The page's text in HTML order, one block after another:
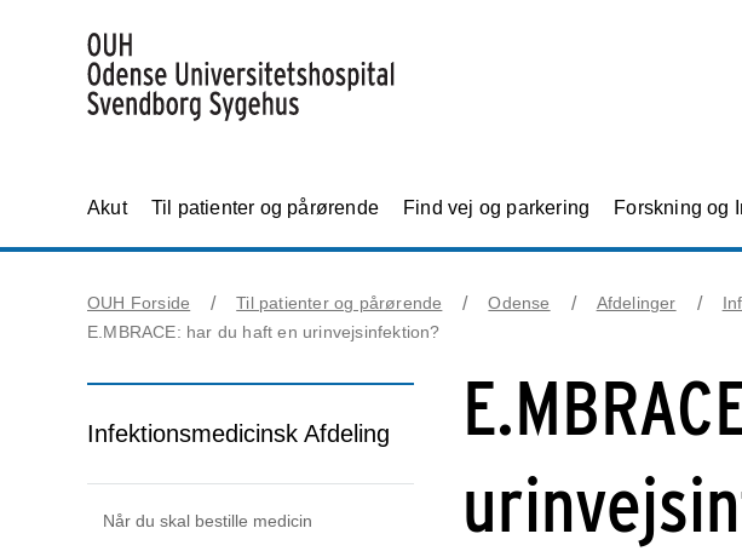
Akut Til patienter og pårørende Find vej og parkering Forskning og
OUH Forside Til patienter og pårørende Odense Afdelinger
E.MBRACE: har du haft en urinvejsinfektion?
Infektionsmedicinsk Afdeling
Når du skal bestille medicin